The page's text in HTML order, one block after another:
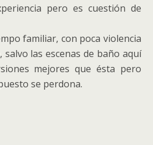
pero es cuestión de
familiar, con poca violencia
las escenas de baño aquí
mejores que ésta pero
se perdona.